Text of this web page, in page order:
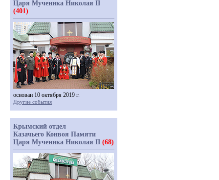
Царя Мученика Николая II
(401)
основан 10 октября 2019 г.
Другие события
Крымский отдел
Казачьего Конвоя Памяти
Царя Мученика Николая II (68)